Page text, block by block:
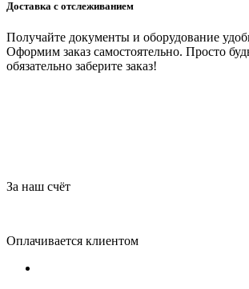
Доставка с отслеживанием
Получайте документы и оборудование
Оформим заказ самостоятельно. Просто
обязательно заберите заказ!
За наш счёт
Оплачивается клиентом